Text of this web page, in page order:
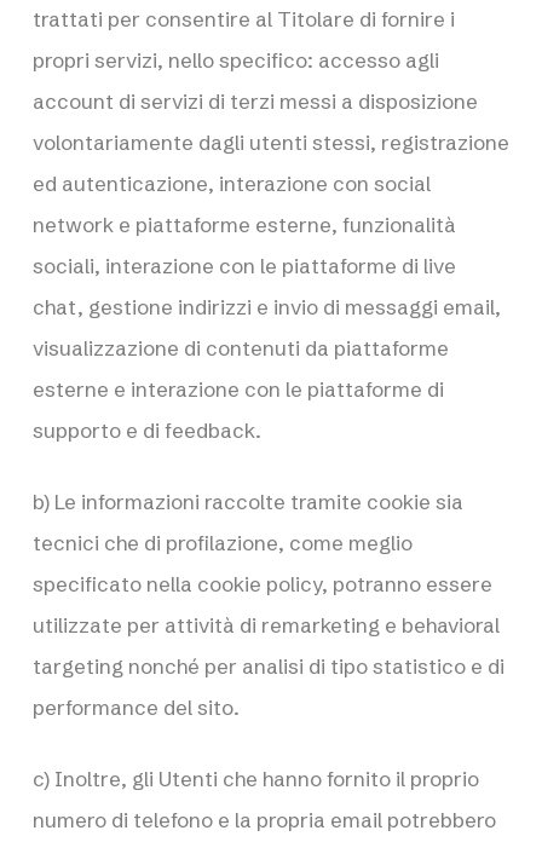
trattati per consentire al Titolare di fornire i
propri servizi, nello specifico: accesso agli
account di servizi di terzi messi a disposizione
volontariamente dagli utenti stessi, registrazione
ed autenticazione, interazione con social
network e piattaforme esterne, funzionalità
sociali, interazione con le piattaforme di live
chat, gestione indirizzi e invio di messaggi email,
visualizzazione di contenuti da piattaforme
esterne e interazione con le piattaforme di
supporto e di feedback.
b) Le informazioni raccolte tramite cookie sia
tecnici che di profilazione, come meglio
specificato nella cookie policy, potranno essere
utilizzate per attività di remarketing e behavioral
targeting nonché per analisi di tipo statistico e di
performance del sito.
c) Inoltre, gli Utenti che hanno fornito il proprio
numero di telefono e la propria email potrebbero